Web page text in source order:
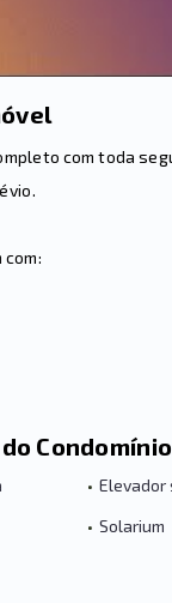
com toda
com:
Condomínio
• Elevador
• Solarium